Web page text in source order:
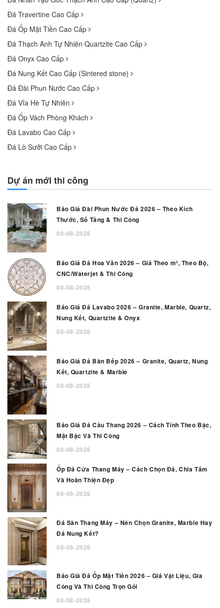
Đá Travertine Cao Cấp
Đá Ốp Mặt Tiền Cao Cấp
Đá Thạch Anh Tự Nhiên Quartzite Cao Cấp
Đá Onyx Cao Cấp
Đá Nung Kết Cao Cấp (Sintered stone)
Đá Đài Phun Nước Cao Cấp
Đá Vỉa Hè Tự Nhiên
Đá Ốp Vách Phòng Khách
Đá Lavabo Cao Cấp
Đá Lò Sưởi Cao Cấp
Dự án mới thi công
Báo Giá Đài Phun Nước Đá 2026 – Theo Kích
Thước, Số Tầng & Thi Công
08-08-2026
Báo Giá Đá Hoa Văn 2026 – Giá Theo m², Theo Bộ,
CNC/Waterjet & Thi Công
08-08-2026
Báo Giá Đá Lavabo 2026 – Granite, Marble, Quartz,
Nung Kết, Quartzite & Onyx
08-08-2026
Báo Giá Đá Bàn Bếp 2026 – Granite, Quartz, Nung
Kết, Quartzite & Marble
08-08-2026
Báo Giá Đá Cầu Thang 2026 – Cách Tính Theo Bậc,
Mặt Bậc Và Thi Công
08-08-2026
Ốp Đá Cửa Thang Máy – Cách Chọn Đá, Chia Tấm
Và Hoàn Thiện Đẹp
08-08-2026
Đá Sàn Thang Máy – Nên Chọn Granite, Marble Hay
Đá Nung Kết?
08-08-2026
Báo Giá Đá Ốp Mặt Tiền 2026 – Giá Vật Liệu, Gia
Công Và Thi Công Trọn Gói
08-08-2026